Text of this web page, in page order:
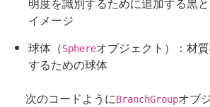
イメージ
球体（Sphereオブジェクト）：材
するための球体
次のコードようにBranchGroupオブ